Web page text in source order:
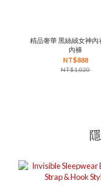
精品奢華 黑絲絨女神內
內褲
NT$888
NT$1,020